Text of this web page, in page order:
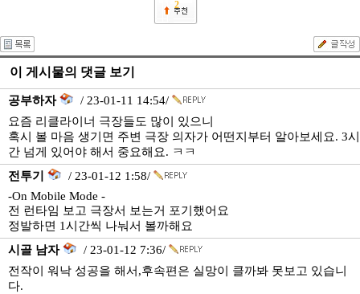
2
이 게시물의 댓글 보기
공부하자
/ 23-01-11 14:54/
요즘 리클라이너 극장들도 많이 있으니
혹시 볼 마음 생기면 주변 극장 의자가 어떤지부터 알아보세요. 3시
간 넘게 있어야 해서 중요해요. ㅋㅋ
전투기
/ 23-01-12 1:58/
-On Mobile Mode -
전 런타임 보고 극장서 보는거 포기했어요
정발하면 1시간씩 나눠서 볼까해요
시골 남자
/ 23-01-12 7:36/
전작이 워낙 성공을 해서,후속편은 실망이 클까봐 못보고 있습니
다.